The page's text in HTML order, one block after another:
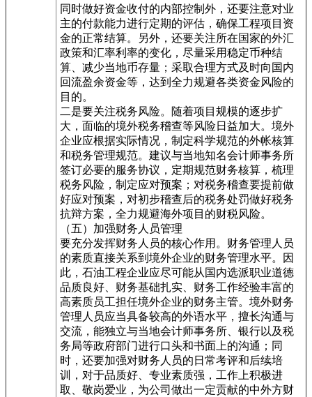
同时做好资金收付的内部控制外，还要注意对业
主的付款能力进行定期的评估，确保工程项目资
金的正常结算。另外，还要关注所在国家的外汇
政策和汇率利率的变化，尽量采用稳定币种结
算、减少当地币存量；采取合理方式及时向国内
回流盈余资金等，达到全力规避各类资金风险的
目的。
二是要关注税务风险。随着项目规模的逐步扩
大，面临的境外税务稽查等风险日益加大。境外
企业应根据实际情况，制定科学规范的外帐核算
和税务管理规范。建议与当地知名会计师事务所
签订必要的服务协议，定期规范财务核算，梳理
税务风险，制定应对预案；对税务稽查要提前做
好应对预案，对初步稽查后的税务处罚做好税务
抗辩方案，全力规避海外项目的财税风险。
（五）加强财务人员管理
要充分发挥财务人员的核心作用。财务管理人员
的素质直接关系到境外企业的财务管理水平。因
此，石油工程企业应尽可能从国内选派职业道德
品质良好、财务基础扎实、财务工作经验丰富的
高素质员工担任境外企业的财务主管。境外财务
管理人员应当具备较高的外语水平，擅长沟通与
交流，能独立与当地会计师事务所、银行以及税
务局等政府部门进行口头和书面上的沟通；同
时，还要加强对财务人员的日常考评和后续培
训，对于品质好、专业素质强，工作上积极进
取、敬岗爱业，为公司做出一定贡献的中外方财